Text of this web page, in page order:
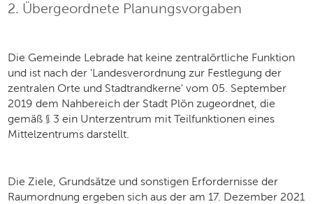
2. Übergeordnete Planungsvorgaben
Die Gemeinde Lebrade hat keine zentralörtliche Funktion
und ist nach der 'Landesverordnung zur Festlegung der
zentralen Orte und Stadtrandkerne' vom 05. September
2019 dem Nahbereich der Stadt Plön zugeordnet, die
gemäß § 3 ein Unterzentrum mit Teilfunktionen eines
Mittelzentrums darstellt.
Die Ziele, Grundsätze und sonstigen Erfordernisse der
Raumordnung ergeben sich aus der am 17. Dezember 2021